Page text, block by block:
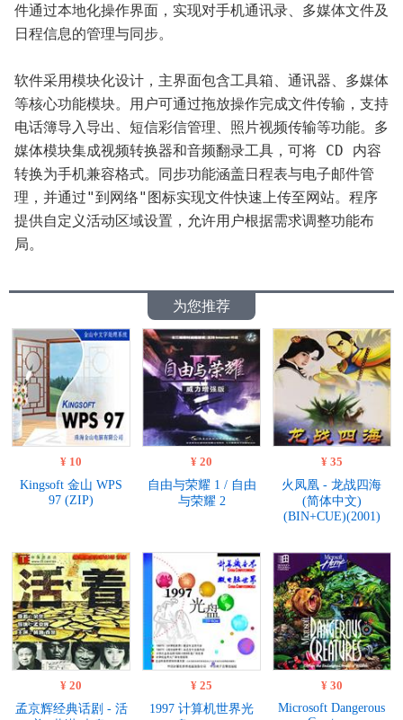
件通过本地化操作界面，实现对手机通讯录、多媒体文件及
日程信息的管理与同步。
软件采用模块化设计，主界面包含工具箱、通讯器、多媒体
等核心功能模块。用户可通过拖放操作完成文件传输，支持
电话簿导入导出、短信彩信管理、照片视频传输等功能。多
媒体模块集成视频转换器和音频翻录工具，可将 CD 内容
转换为手机兼容格式。同步功能涵盖日程表与电子邮件管
理，并通过"到网络"图标实现文件快速上传至网站。程序
提供自定义活动区域设置，允许用户根据需求调整功能布
局。
为您推荐
¥ 10
Kingsoft 金山 WPS
97 (ZIP)
¥ 20
自由与荣耀 1 / 自由
与荣耀 2
¥ 35
火凤凰 - 龙战四海
(简体中文)
(BIN+CUE)(2001)
¥ 20
孟京辉经典话剧 - 活
¥ 25
1997 计算机世界光
¥ 30
Microsoft Dangerous